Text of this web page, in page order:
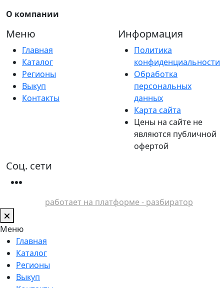
О компании
Меню
Главная
Каталог
Регионы
Выкуп
Контакты
Информация
Политика
конфиденциальности
Обработка
персональных
данных
Карта сайта
Цены на сайте не
являются публичной
офертой
Соц. сети
работает на платформе - разбиратор
Меню
Главная
Каталог
Регионы
Выкуп